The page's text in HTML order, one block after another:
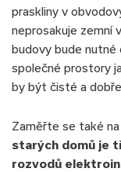
praskliny v
neprosakuje zemní
budovy bude nutné
společné prostory
by být čisté a
Zaměřte se také
starých domů je
rozvodů